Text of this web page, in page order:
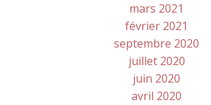
mars 2021
février 2021
septembre 2020
juillet 2020
juin 2020
avril 2020